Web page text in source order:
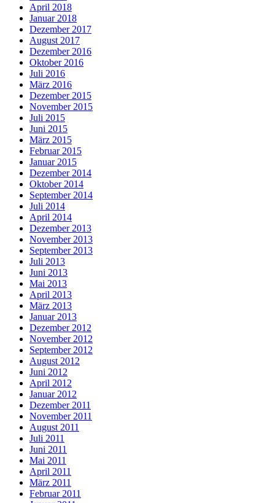
April 2018
Januar 2018
Dezember 2017
August 2017
Dezember 2016
Oktober 2016
Juli 2016
März 2016
Dezember 2015
November 2015
Juli 2015
Juni 2015
März 2015
Februar 2015
Januar 2015
Dezember 2014
Oktober 2014
September 2014
Juli 2014
April 2014
Dezember 2013
November 2013
September 2013
Juli 2013
Juni 2013
Mai 2013
April 2013
März 2013
Januar 2013
Dezember 2012
November 2012
September 2012
August 2012
Juni 2012
April 2012
Januar 2012
Dezember 2011
November 2011
August 2011
Juli 2011
Juni 2011
Mai 2011
April 2011
März 2011
Februar 2011